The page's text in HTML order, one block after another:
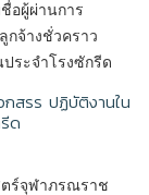
อผู้ผ่านการ
กจ้างชั่วคราว
ระจำโรงซักรีด
กสรร ปฏิบัติงานใน
ด
ตร์จุฬาภรณราช